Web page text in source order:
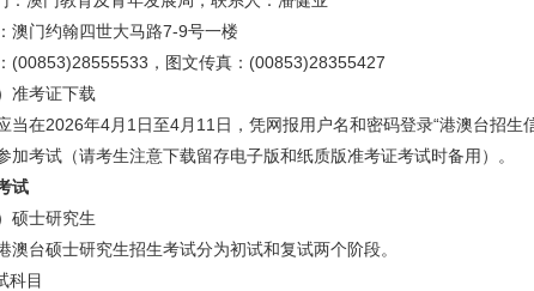
澳门约翰四世大马路7-9号一楼
(00853)28555533，图文传真：(00853)28355427
准考证下载
当在2026年4月1日至4月11日，凭网报用户名和密码登录“港澳台招
加考试（请考生注意下载留存电子版和纸质版准考证考试时备用）。
试
硕士研究生
澳台硕士研究生招生考试分为初试和复试两个阶段。
科目